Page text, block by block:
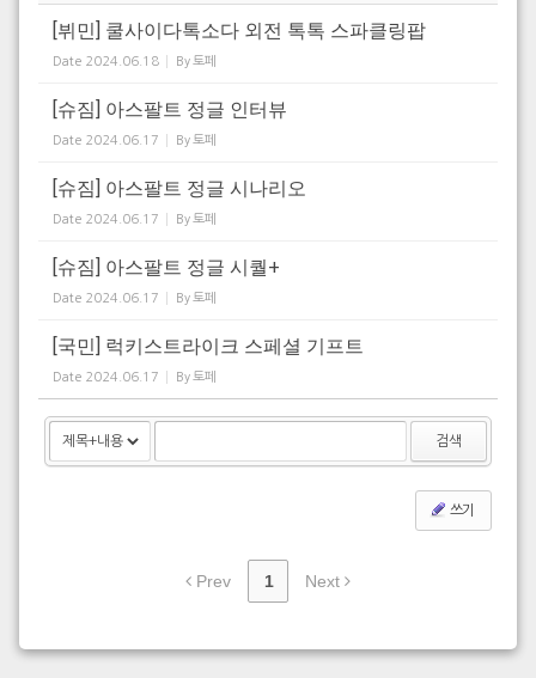
[뷔민] 쿨사이다톡소다 외전 톡톡 스파클링팝
Date 2024.06.18 By토페
[슈짐] 아스팔트 정글 인터뷰
Date 2024.06.17 By토페
[슈짐] 아스팔트 정글 시나리오
Date 2024.06.17 By토페
[슈짐] 아스팔트 정글 시퀄+
Date 2024.06.17 By토페
[국민] 럭키스트라이크 스페셜 기프트
Date 2024.06.17 By토페
검색
쓰기
Prev 1 Next